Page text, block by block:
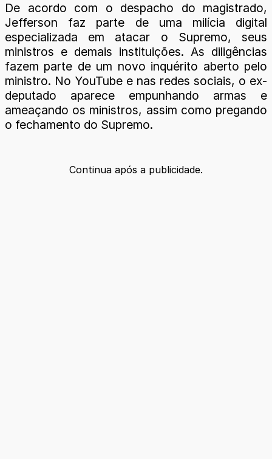
De acordo com o despacho do magistrado,
Jefferson faz parte de uma milícia digital
especializada em atacar o Supremo, seus
ministros e demais instituições. As diligências
fazem parte de um novo inquérito aberto pelo
ministro. No YouTube e nas redes sociais, o ex-
deputado aparece empunhando armas e
ameaçando os ministros, assim como pregando
o fechamento do Supremo.
Continua após a publicidade.